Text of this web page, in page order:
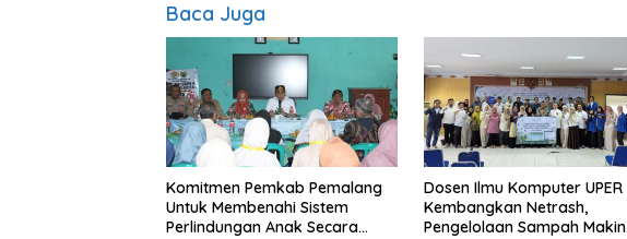
Baca Juga
Komitmen Pemkab Pemalang
Untuk Membenahi Sistem
Perlindungan Anak Secara
Dosen Ilmu Komputer UPER
Kembangkan Netrash,
Pengelolaan Sampah Makin